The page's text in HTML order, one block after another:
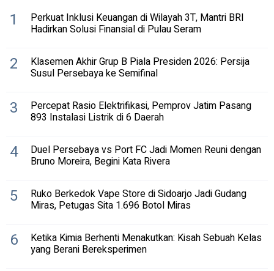
1 Perkuat Inklusi Keuangan di Wilayah 3T, Mantri BRI
Hadirkan Solusi Finansial di Pulau Seram
2 Klasemen Akhir Grup B Piala Presiden 2026: Persija
Susul Persebaya ke Semifinal
3 Percepat Rasio Elektrifikasi, Pemprov Jatim Pasang
893 Instalasi Listrik di 6 Daerah
4 Duel Persebaya vs Port FC Jadi Momen Reuni dengan
Bruno Moreira, Begini Kata Rivera
5 Ruko Berkedok Vape Store di Sidoarjo Jadi Gudang
Miras, Petugas Sita 1.696 Botol Miras
6 Ketika Kimia Berhenti Menakutkan: Kisah Sebuah Kelas
yang Berani Bereksperimen